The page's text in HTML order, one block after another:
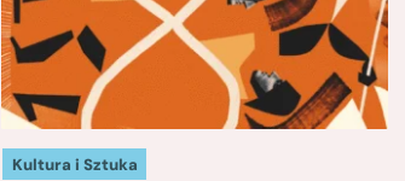
Kultura i Sztuka